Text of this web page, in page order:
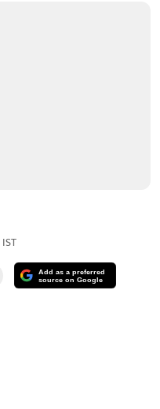
IST
Add as a preferred
source on Google